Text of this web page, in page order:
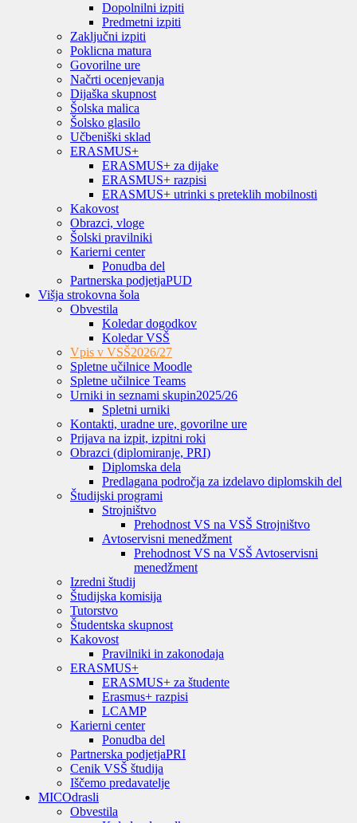
Dopolnilni izpiti
Predmetni izpiti
Zaključni izpiti
Poklicna matura
Govorilne ure
Načrti ocenjevanja
Dijaška skupnost
Šolska malica
Šolsko glasilo
Učbeniški sklad
ERASMUS+
ERASMUS+ za dijake
ERASMUS+ razpisi
ERASMUS+ utrinki s preteklih mobilnosti
Kakovost
Obrazci, vloge
Šolski pravilniki
Karierni center
Ponudba del
Partnerska podjetjaPUD
Višja strokovna šola
Obvestila
Koledar dogodkov
Koledar VSŠ
Vpis v VSŠ2026/27
Spletne učilnice Moodle
Spletne učilnice Teams
Urniki in seznami skupin2025/26
Spletni urniki
Kontakti, uradne ure, govorilne ure
Prijava na izpit, izpitni roki
Obrazci (diplomiranje, PRI)
Diplomska dela
Predlagana področja za izdelavo diplomskih del
Študijski programi
Strojništvo
Prehodnost VS na VSŠ Strojništvo
Avtoservisni menedžment
Prehodnost VS na VSŠ Avtoservisni
menedžment
Izredni študij
Študijska komisija
Tutorstvo
Študentska skupnost
Kakovost
Pravilniki in zakonodaja
ERASMUS+
ERASMUS+ za študente
Erasmus+ razpisi
LCAMP
Karierni center
Ponudba del
Partnerska podjetjaPRI
Cenik VSŠ študija
Iščemo predavatelje
MICOdrasli
Obvestila